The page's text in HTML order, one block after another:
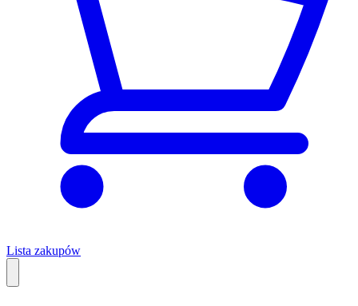
Lista zakupów